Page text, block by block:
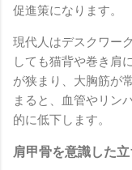
促進策になります。
現代人はデスクワー
しても猫背や巻き肩
が狭まり、大胸筋が
まると、血管やリン
的に低下します。
肩甲骨を意識した